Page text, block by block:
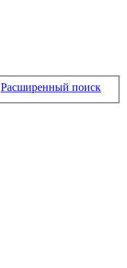
Расширенный поиск